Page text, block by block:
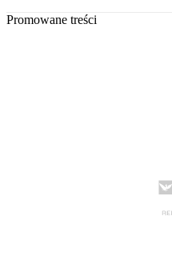
Promowane treści